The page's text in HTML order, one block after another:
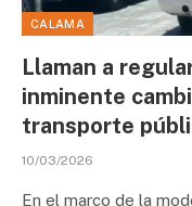
CALAMA
Llaman a
inminente
transporte
10/03/2026
En el marco de la